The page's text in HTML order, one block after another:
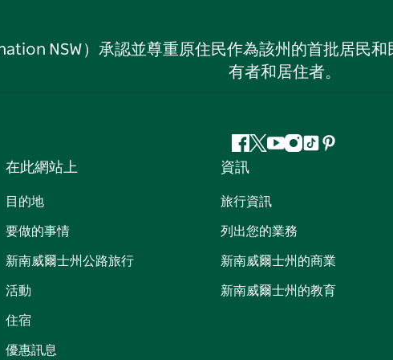
NSW）承認並尊重原住民作為該州的首批居民
有者和居住者。
Facebook
嘰
喳
喳
Youtube
Instagram
抖 Pinterest
在此網站上
目的地
要做的事情
新南威爾士州公路旅行
活動
住宿
優惠訊息
資訊
旅行資訊
列出您的業務
新南威爾士州的商業
新南威爾士州的教育